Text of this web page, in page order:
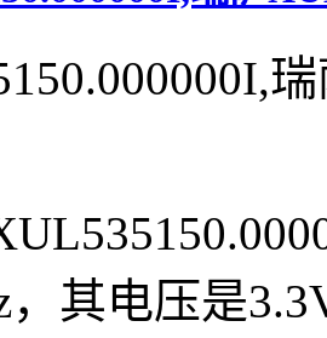
，其电压是